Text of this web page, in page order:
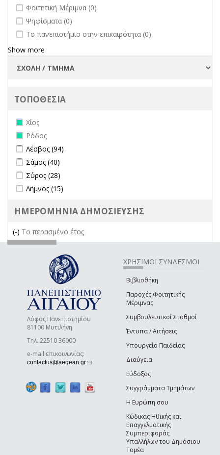
undefined
Φοιτητική Μέριμνα (0)
undefined
Ψηφίσματα (0)
undefined
Το πανεπιστήμιο στην επικαιρότητα (0)
Show more
ΤΟΠΟΘΕΣΙΑ
Remove Χίος filter
Χίος
Remove Ρόδος filter
Ρόδος
Apply Λέσβος filter
Λέσβος (94)
Apply Σάμος filter
Σάμος (40)
Apply Σύρος filter
Σύρος (28)
Apply Λήμνος filter
Λήμνος (15)
ΗΜΕΡΟΜΗΝΙΑ ΔΗΜΟΣΙΕΥΣΗΣ
(-) Remove Το περασμένο έτος filter
Το περασμένο έτος
Λόφος Πανεπιστημίου
81100 Μυτιλήνη
Τηλ. 22510 36000
e-mail επικοινωνίας:
contactus@aegean.gr(link sends e-mail)
ΧΡΗΣΙΜΟΙ ΣΥΝΔΕΣΜΟΙ
Βιβλιοθήκη
Παροχές Φοιτητικής
Μέριμνας
Συμβουλευτικοί Σταθμοί
Έντυπα / Αιτήσεις
Υπουργείο Παιδείας
Διαύγεια
Εύδοξος
Συγγράμματα Τμημάτων
Η Ευρώπη σου
Κώδικας Ηθικής και
Επαγγελματικής
Συμπεριφοράς
Υπαλλήλων του Δημόσιου
Τομέα